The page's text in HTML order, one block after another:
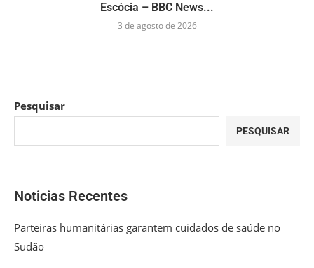
Escócia – BBC News...
3 de agosto de 2026
Pesquisar
PESQUISAR
Noticias Recentes
Parteiras humanitárias garantem cuidados de saúde no
Sudão